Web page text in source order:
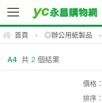
首頁 - ◎辦公用紙製品 -
A4 共 2 個結果
價格：
排序：